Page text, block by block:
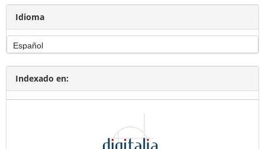
Idioma
Indexado en: